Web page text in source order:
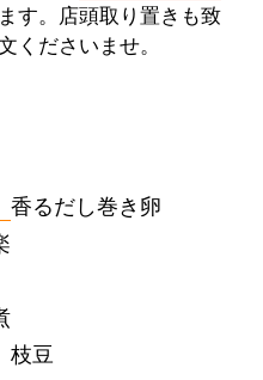
す。店頭取り置きも致
くださいませ。
香るだし巻き卵
枝豆